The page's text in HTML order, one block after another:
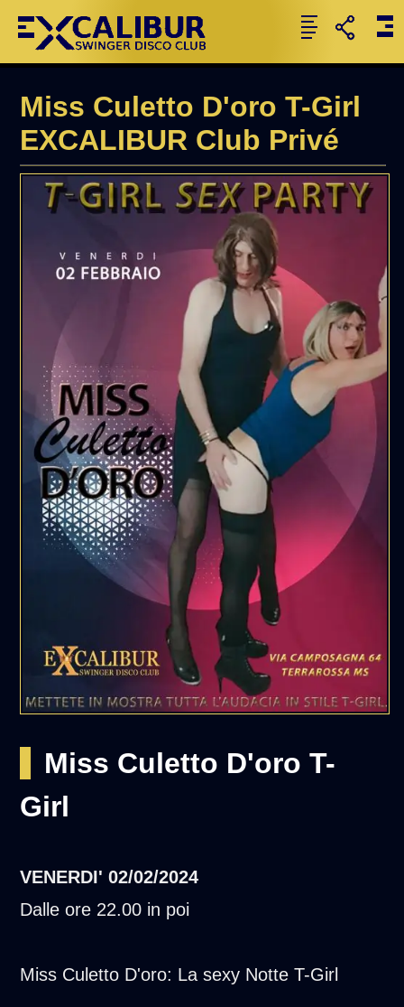
Miss Culetto D'oro T-Girl
EXCALIBUR Club Privé
Miss Culetto D'oro T-
Girl
VENERDI' 02/02/2024
Dalle ore 22.00 in poi
Miss Culetto D'oro: La sexy Notte T-Girl